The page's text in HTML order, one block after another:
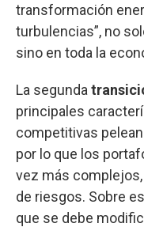
transformación
turbulencias”, no
sino en toda la
La segunda
principales
competitivas
por lo que los
vez más
de riesgos. Sobre
que se debe